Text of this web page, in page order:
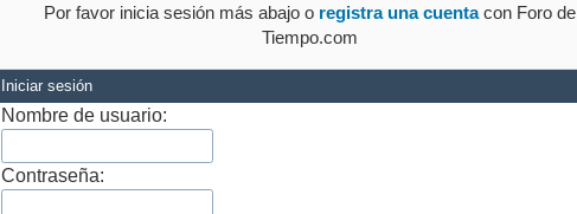
Por favor inicia sesión más abajo o registra una cuentacon Foro de
Tiempo.com
Iniciar sesión
Nombre de usuario:
Contraseña: